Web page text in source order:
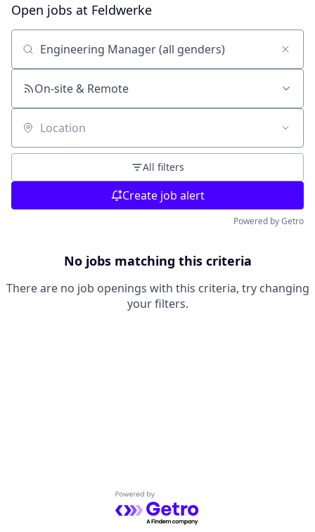
Open jobs at Feldwerke
Search by title or keyword
On-site & Remote
Location
All filters
Create job alert
Powered by Getro
No jobs matching this criteria
There are no job openings with this criteria, try changing
your filters.
Powered by Getro.com